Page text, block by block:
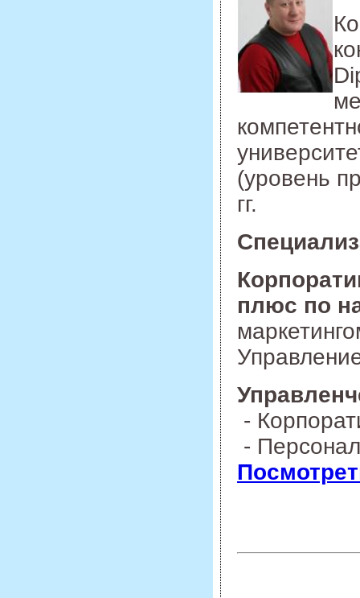
(уровень
гг.
плюс по
-
-